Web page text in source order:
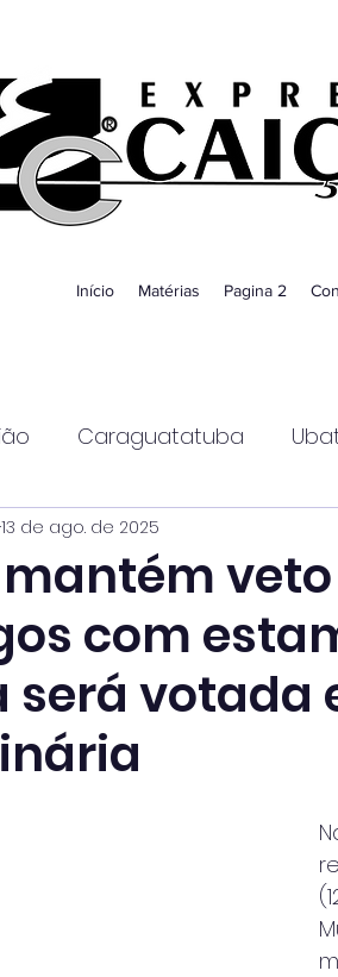
Início Matérias Pagina 2
Caraguatatuba
com
será votada
13 de ago. de 2025